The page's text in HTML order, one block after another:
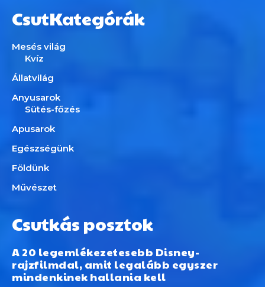
CsutKategórák
Mesés világ
Kvíz
Állatvilág
Anyusarok
Sütés-főzés
Apusarok
Egészségünk
Földünk
Művészet
Csutkás posztok
A 20 legemlékezetesebb Disney-
rajzfilmdal, amit legalább egyszer
mindenkinek hallania kell